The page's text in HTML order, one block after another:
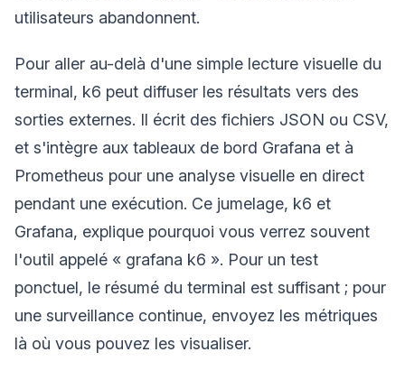
utilisateurs abandonnent.
Pour aller au-delà d'une simple lecture visuelle du
terminal, k6 peut diffuser les résultats vers des
sorties externes. Il écrit des fichiers JSON ou CSV,
et s'intègre aux tableaux de bord Grafana et à
Prometheus pour une analyse visuelle en direct
pendant une exécution. Ce jumelage, k6 et
Grafana, explique pourquoi vous verrez souvent
l'outil appelé « grafana k6 ». Pour un test
ponctuel, le résumé du terminal est suffisant ; pour
une surveillance continue, envoyez les métriques
là où vous pouvez les visualiser.